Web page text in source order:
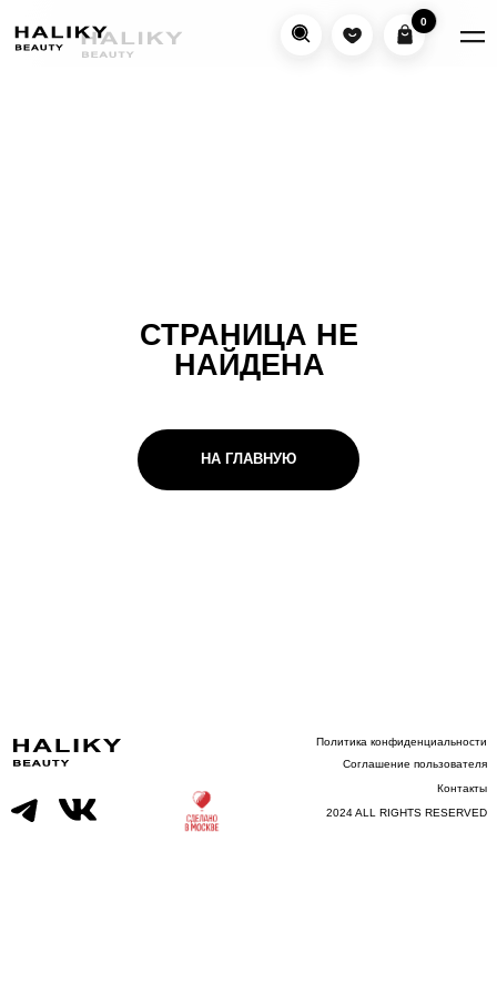
0
0
СТРАНИЦА НЕ
НАЙДЕНА
НА ГЛАВНУЮ
HALIKY
CLOTHING
Контакты
Соглашение пользователя
2024 ALL RIGHTS RESERVED
Политика конфиденциальности